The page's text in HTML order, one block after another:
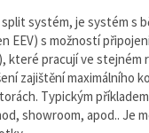
split systém, je systém s
EEV) s možností
které pracují ve stejném
zajištění maximálního
Typickým
showroom, apod.. Je